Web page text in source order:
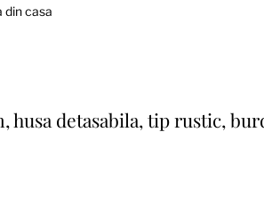
din casa
husa detasabila, tip rustic,